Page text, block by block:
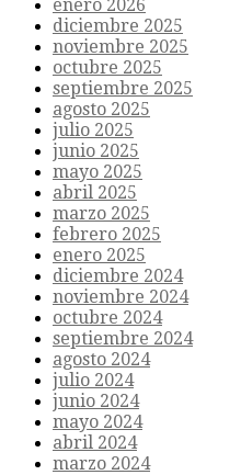
enero 2026
diciembre 2025
noviembre 2025
octubre 2025
septiembre 2025
agosto 2025
julio 2025
junio 2025
mayo 2025
abril 2025
marzo 2025
febrero 2025
enero 2025
diciembre 2024
noviembre 2024
octubre 2024
septiembre 2024
agosto 2024
julio 2024
junio 2024
mayo 2024
abril 2024
marzo 2024